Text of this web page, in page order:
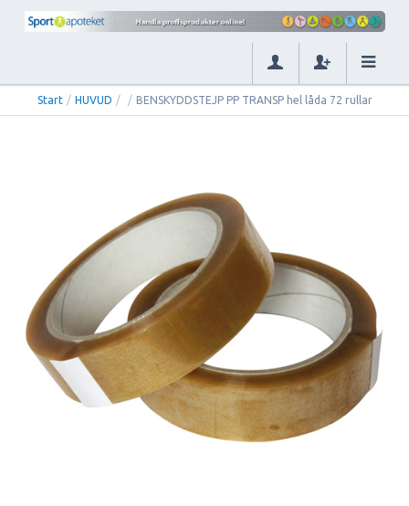
Start / HUVUD / / BENSKYDDSTEJP PP TRANSP hel låda 72 rullar